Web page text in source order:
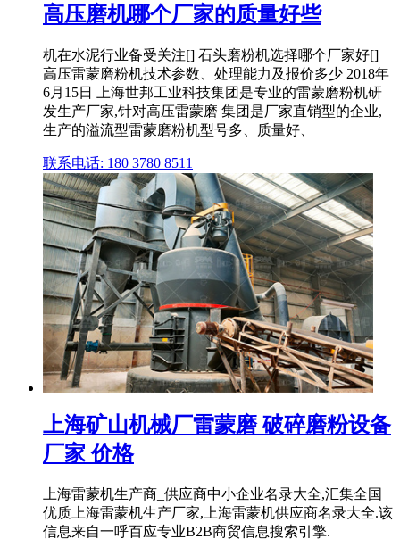
高压磨机哪个厂家的质量好些
机在水泥行业备受关注[] 石头磨粉机选择哪个厂家好[]
高压雷蒙磨粉机技术参数、处理能力及报价多少 2018年
6月15日 上海世邦工业科技集团是专业的雷蒙磨粉机研
发生产厂家,针对高压雷蒙磨 集团是厂家直销型的企业,
生产的溢流型雷蒙磨粉机型号多、质量好、
联系电话: 180 3780 8511
上海矿山机械厂雷蒙磨 破碎磨粉设备
厂家 价格
上海雷蒙机生产商_供应商中小企业名录大全,汇集全国
优质上海雷蒙机生产厂家,上海雷蒙机供应商名录大全.该
信息来自一呼百应专业B2B商贸信息搜索引擎.